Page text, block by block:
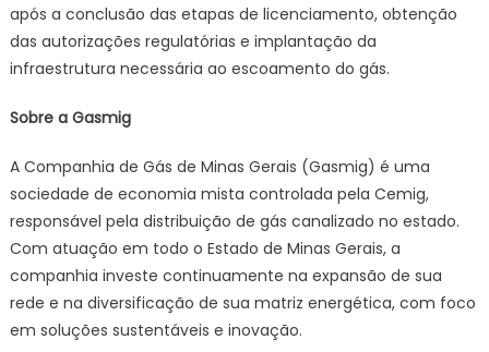
após a conclusão das etapas de licenciamento, obtenção
das autorizações regulatórias e implantação da
infraestrutura necessária ao escoamento do gás.
Sobre a Gasmig
A Companhia de Gás de Minas Gerais (Gasmig) é uma
sociedade de economia mista controlada pela Cemig,
responsável pela distribuição de gás canalizado no estado.
Com atuação em todo o Estado de Minas Gerais, a
companhia investe continuamente na expansão de sua
rede e na diversificação de sua matriz energética, com foco
em soluções sustentáveis e inovação.